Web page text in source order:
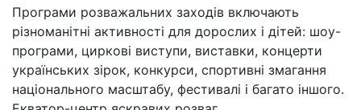
Програми розважальних заходів включають
різноманітні активності для дорослих і дітей: шоу-
програми, циркові виступи, виставки, концерти
українських зірок, конкурси, спортивні змагання
національного масштабу, фестивалі і багато іншого.